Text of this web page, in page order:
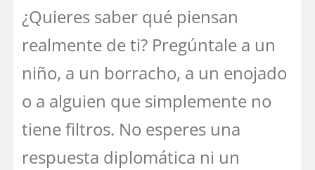
¿Quieres saber qué piensan
realmente de ti? Pregúntale a un
niño, a un borracho, a un enojado
o a alguien que simplemente no
tiene filtros. No esperes una
respuesta diplomática ni un